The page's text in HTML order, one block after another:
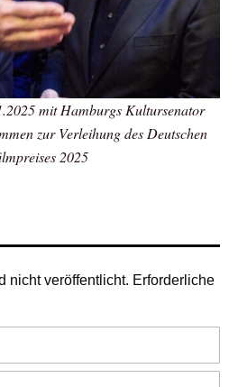
mit Hamburgs Kultursenator
zur Verleihung des Deutschen
2025
nicht veröffentlicht. Erforderliche